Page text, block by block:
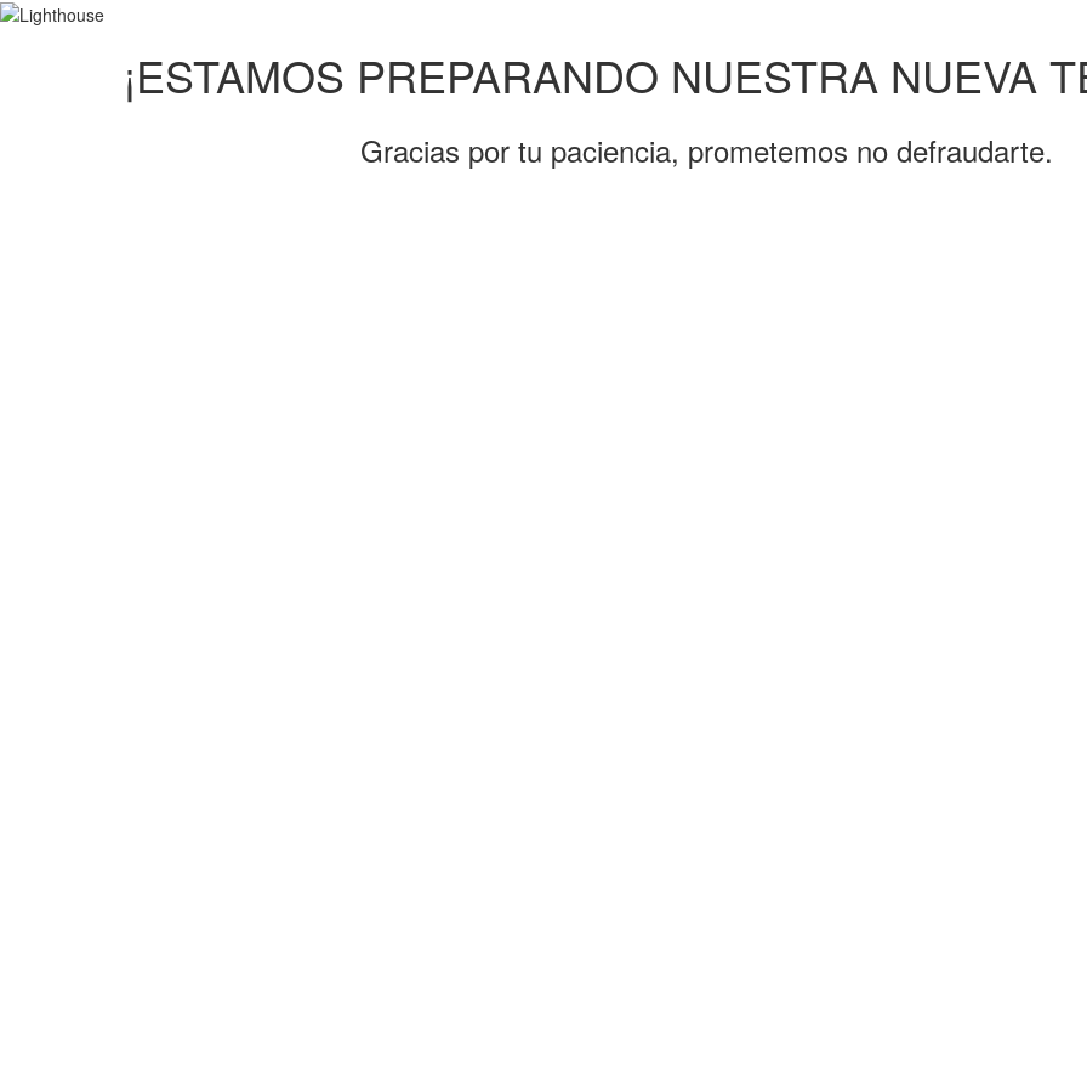
¡ESTAMOS PREPARANDO NUESTRA NUEVA
Gracias por tu paciencia, prometemos no defraudarte.